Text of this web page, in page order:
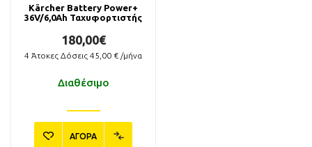
Kärcher Battery Power+
36V/6,0Ah Ταχυφορτιστής
180,00€
4 Άτοκες Δόσεις 45,00 € /μήνα
Διαθέσιμο
ΑΓΟΡΑ